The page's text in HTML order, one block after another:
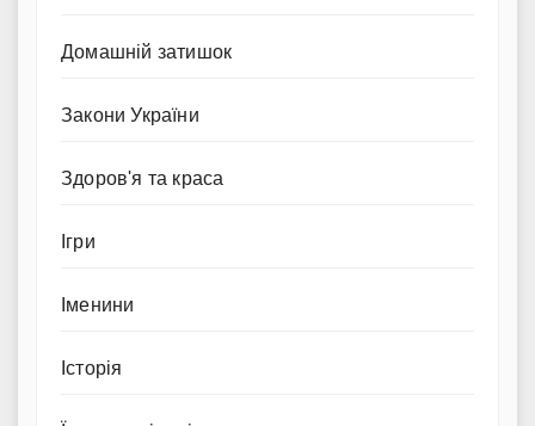
Домашній затишок
Закони України
Здоров'я та краса
Ігри
Іменини
Історія